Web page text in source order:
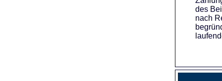
des
nach